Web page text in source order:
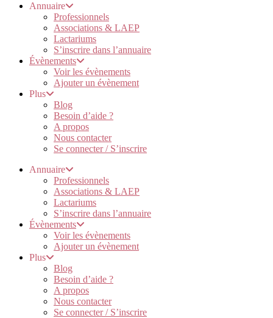
Annuaire
Professionnels
Associations & LAEP
Lactariums
S’inscrire dans l’annuaire
Évènements
Voir les évènements
Ajouter un évènement
Plus
Blog
Besoin d’aide ?
A propos
Nous contacter
Se connecter / S’inscrire
Annuaire
Professionnels
Associations & LAEP
Lactariums
S’inscrire dans l’annuaire
Évènements
Voir les évènements
Ajouter un évènement
Plus
Blog
Besoin d’aide ?
A propos
Nous contacter
Se connecter / S’inscrire